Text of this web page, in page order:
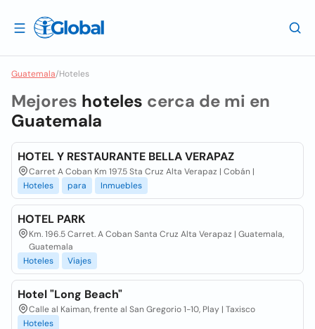
Guatemala/Hoteles
Mejores hoteles cerca de mi en
Guatemala
HOTEL Y RESTAURANTE BELLA VERAPAZ
Carret A Coban Km 197.5 Sta Cruz Alta Verapaz | Cobán |
Hoteles
para Inmuebles
HOTEL PARK
Km. 196.5 Carret. A Coban Santa Cruz Alta Verapaz | Guatemala,
Guatemala
Hoteles
Viajes
Hotel "Long Beach"
Calle al Kaiman, frente al San Gregorio 1-10, Play | Taxisco
Hoteles